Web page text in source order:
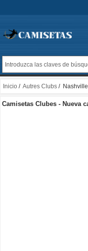
Inicio / Autres Clubs /
Camisetas Clubes - Nueva